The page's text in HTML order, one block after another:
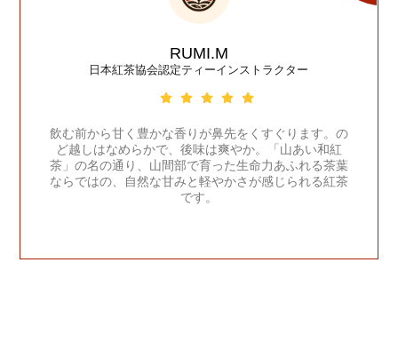
RUMI.M
日本紅茶協会認定ティーインストラクター
飲む前から甘く豊かな香りが鼻先をくすぐります。の
ど越しはなめらかで、後味は爽やか。「山あい和紅
茶」の名の通り、山間部で育った生命力あふれる茶葉
ならではの、自然な甘みと軽やかさが感じられる紅茶
です。